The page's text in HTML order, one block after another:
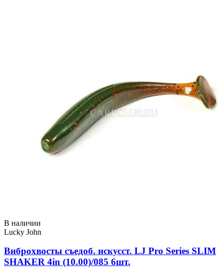
В наличии
Lucky John
Виброхвосты съедоб. искусст. LJ Pro Series SLIM
SHAKER 4in (10.00)/085 6шт.